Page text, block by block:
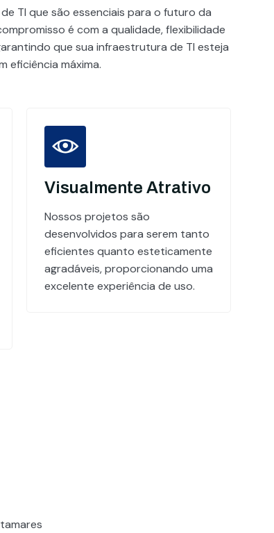
TI que são essenciais para o futuro da
é com a qualidade, flexibilidade
que sua infraestrutura de TI esteja
eficiência máxima.
Visualmente Atrativo
Nossos projetos são
desenvolvidos para serem tanto
eficientes quanto esteticamente
agradáveis, proporcionando uma
excelente experiência de uso.